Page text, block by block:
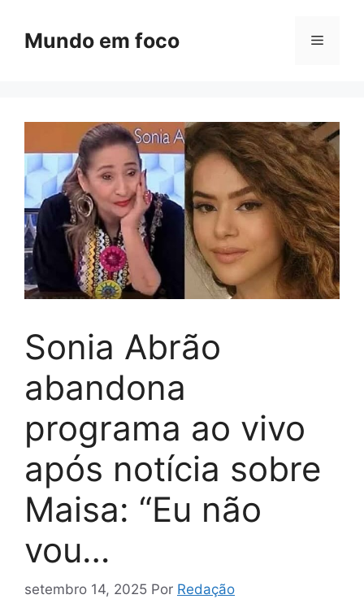
paraMundo em foco Menu
Sonia Abrão
abandona
programa ao vivo
após notícia sobre
Maisa: “Eu não
vou…
setembro 14, 2025 Por Redação